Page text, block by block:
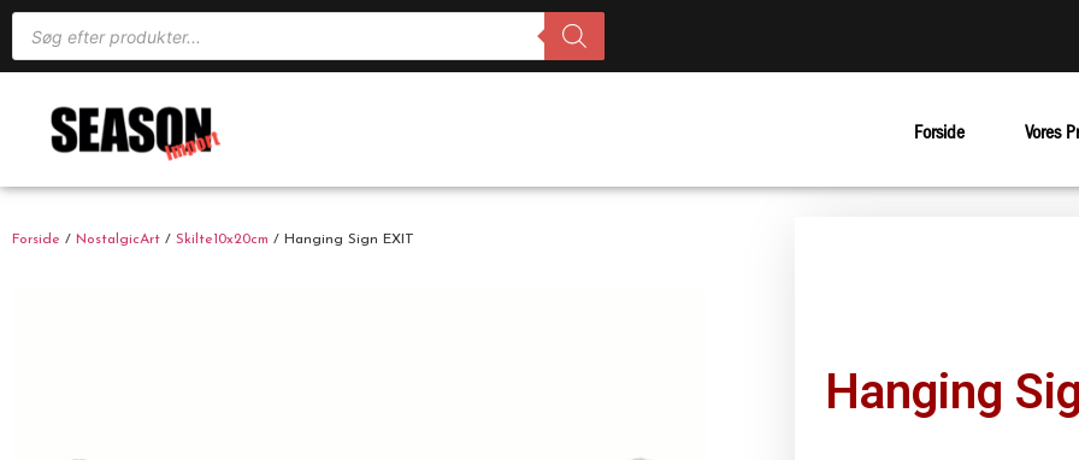
Forside Vores
Forside / NostalgicArt / Skilte10x20cm / Hanging Sign EXIT
Hanging